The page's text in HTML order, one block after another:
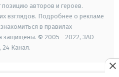
авторов и героев.
взглядов. Подробнее о рекламе
в правилах
защищены. © 2005—2022, ЗАО
Канал.